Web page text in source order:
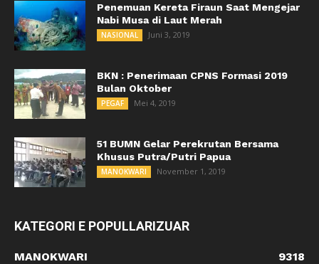
Penemuan Kereta Firaun Saat Mengejar
Nabi Musa di Laut Merah
NASIONAL Juni 3, 2019
BKN : Penerimaan CPNS Formasi 2019
Bulan Oktober
PEGAF Mei 4, 2019
51 BUMN Gelar Perekrutan Bersama
Khusus Putra/Putri Papua
MANOKWARI November 1, 2019
KATEGORI E POPULLARIZUAR
MANOKWARI
9318